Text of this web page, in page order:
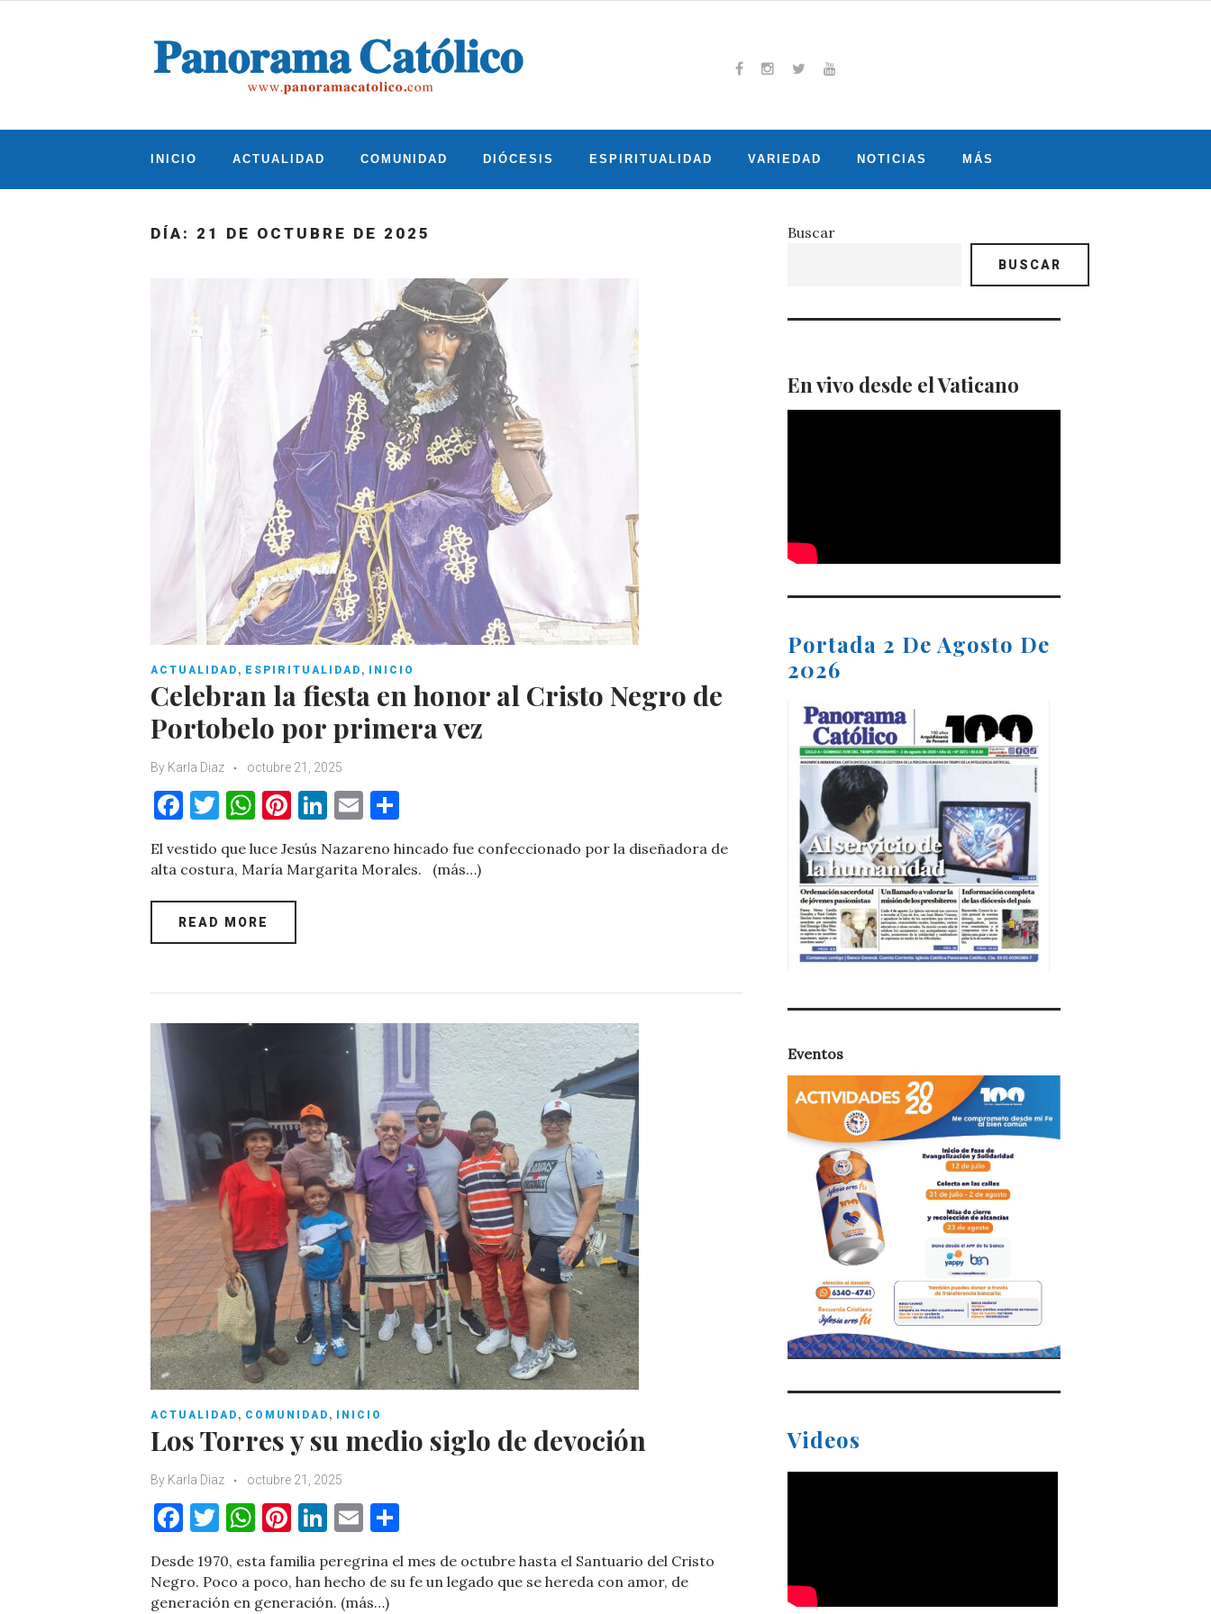
INICIO ACTUALIDAD COMUNIDAD DIÓCESIS ESPIRITUALIDAD VARIEDAD NOTICIAS MÁS
DÍA: 21 DE OCTUBRE DE 2025
ACTUALIDAD , ESPIRITUALIDAD , INICIO
Celebran la fiesta en honor al Cristo Negro de
Portobelo por primera vez
By Karla Diaz octubre 21, 2025
F
a
c
e
b
o
T
it
te
r
W
at
s
A
p
Pi
nt
er
es
Li
n
k
E
ai
o
m
El vestido que luce Jesús Nazareno hincado fue confeccionado por la diseñadora de
alta costura, María Margarita Morales. (más…)
READ MORE
ACTUALIDAD , COMUNIDAD , INICIO
Los Torres y su medio siglo de devoción
By Karla Diaz octubre 21, 2025
F
a
c
e
T
w
it
te
W
h
at
s
Pi
nt
er
es
Li
k
e
E
m
ai
l
o
m
Desde 1970, esta familia peregrina el mes de octubre hasta el Santuario del Cristo
Negro. Poco a poco, han hecho de su fe un legado que se hereda con amor, de
generación en generación. (más…)
Buscar
BUSCAR
En vivo desde el Vaticano
Portada 2 De Agosto De
2026
Eventos
Videos